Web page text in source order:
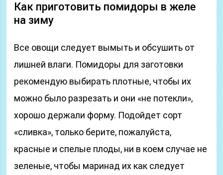
Как приготовить помидоры в желе
на зиму
Все овощи следует вымыть и обсушить от
лишней влаги. Помидоры для заготовки
рекомендую выбирать плотные, чтобы их
можно было разрезать и они «не потекли»,
хорошо держали форму. Подойдет сорт
«сливка», только берите, пожалуйста,
красные и спелые плоды, ни в коем случае не
зеленые, чтобы маринад их как следует